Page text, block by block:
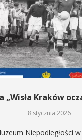
„Wisła Kraków
8 stycznia 2026
Niepodległości